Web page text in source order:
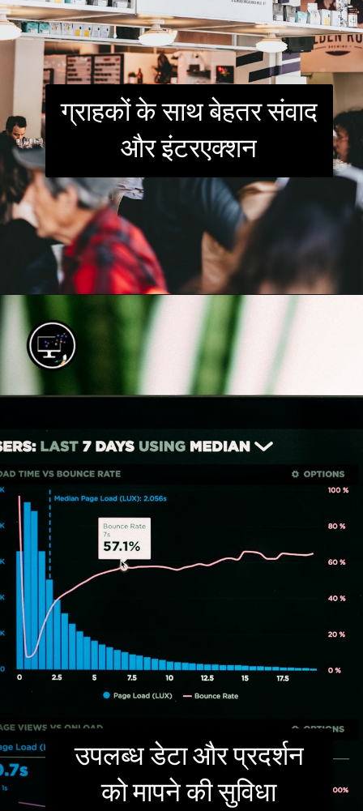
ग्राहकों के साथ बेहतर संवाद
और इंटरएक्शन
उपलब्ध डेटा और प्रदर्शन
को मापने की सुविधा